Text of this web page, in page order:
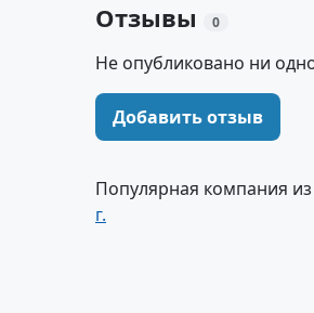
Отзывы 0
Не опубликовано ни
Добавить отзыв
Популярная компания
г.